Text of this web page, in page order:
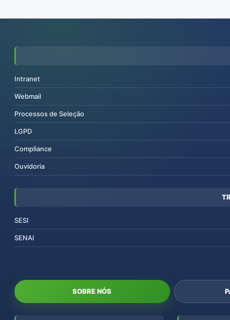
Intranet
Webmail
Processos de Seleção
LGPD
Compliance
Ouvidoria
SESI
SENAI
SOBRE NÓS